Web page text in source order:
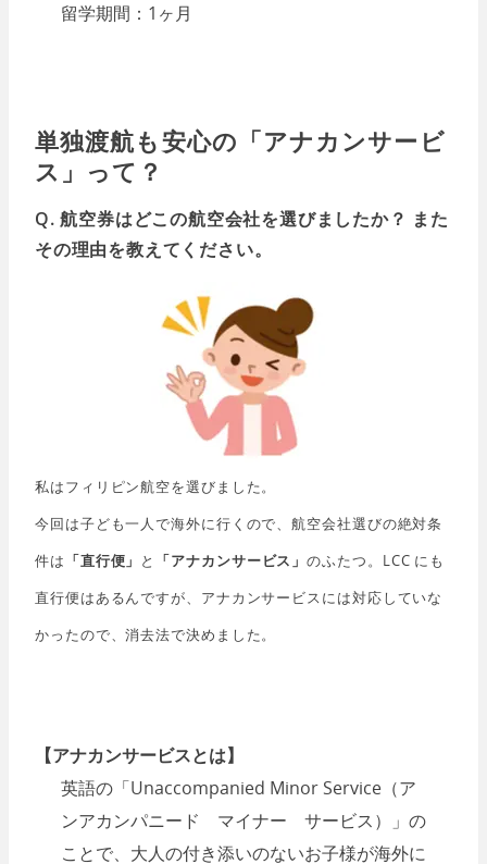
留学期間：1ヶ月
単独渡航も安心の「アナカンサービ
ス」って？
Q. 航空券はどこの航空会社を選びましたか？ また
その理由を教えてください。
私はフィリピン航空を選びました。
今回は子ども一人で海外に行くので、航空会社選びの絶対条
件は 「直行便」 と 「アナカンサービス」のふたつ。LCC にも
直行便はあるんですが、アナカンサービスには対応していな
かったので、消去法で決めました。
【アナカンサービスとは】
英語の「Unaccompanied Minor Service（ア
ンアカンパニード マイナー サービス）」の
ことで、大人の付き添いのないお子様が海外に